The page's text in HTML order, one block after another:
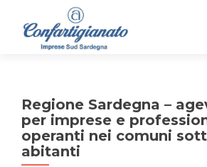
Regione Sardegna –
per imprese e
operanti nei comuni
abitanti